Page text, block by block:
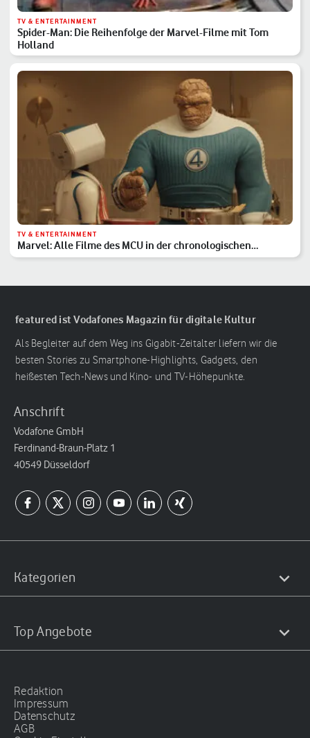
TV & ENTERTAINMENT
Spider-Man: Die Reihenfolge der Marvel-Filme mit Tom
Holland
TV & ENTERTAINMENT
Marvel: Alle Filme des MCU in der chronologischen
Reihenfolge
featured ist Vodafones Magazin für digitale Kultur
Als Begleiter auf dem Weg ins Gigabit-Zeitalter liefern wir die
besten Stories zu Smartphone-Highlights, Gadgets, den
heißesten Tech-News und Kino- und TV-Höhepunkte.
Anschrift
Vodafone GmbH
Ferdinand-Braun-Platz 1
40549 Düsseldorf
Kategorien
Top Angebote
Redaktion
Impressum
Datenschutz
AGB